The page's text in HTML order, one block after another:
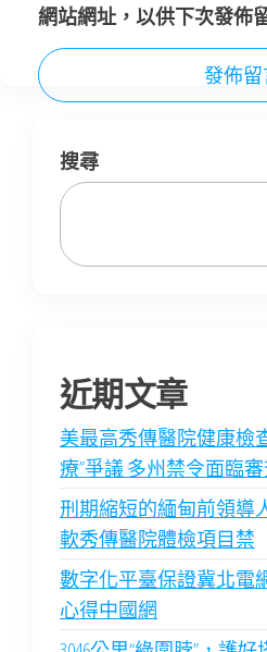
網站網址，以供下次發佈
搜尋
近期文章
美最高秀傳醫院健康檢
療”爭議 多州禁令面臨
刑期縮短的緬甸前領導
軟秀傳醫院體檢項目禁
數字化平臺保證冀北電
心得中國網